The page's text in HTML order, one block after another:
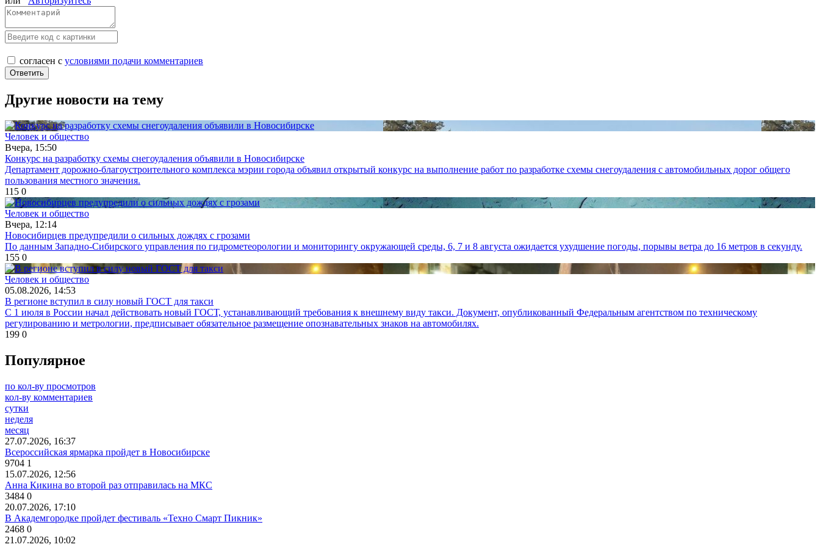
согласен с условиями подачи комментариев
Другие новости на тему
Человек и общество
Вчера, 15:50
Конкурс на разработку схемы снегоудаления объявили в Новосибирске
Департамент дорожно-благоустроительного комплекса мэрии города объявил открытый конкурс на выполнение работ по разработке схемы снегоудаления с автомобильных дорог общего
пользования местного значения.
115 0
Человек и общество
Вчера, 12:14
Новосибирцев предупредили о сильных дождях с грозами
По данным Западно-Сибирского управления по гидрометеорологии и мониторингу окружающей среды, 6, 7 и 8 августа ожидается ухудшение погоды, порывы ветра до 16 метров в секунду.
155 0
Человек и общество
05.08.2026, 14:53
В регионе вступил в силу новый ГОСТ для такси
С 1 июля в России начал действовать новый ГОСТ, устанавливающий требования к внешнему виду такси. Документ, опубликованный Федеральным агентством по техническому
регулированию и метрологии, предписывает обязательное размещение опознавательных знаков на автомобилях.
199 0
Популярное
по кол-ву просмотров
кол-ву комментариев
сутки
неделя
месяц
27.07.2026, 16:37
Всероссийская ярмарка пройдет в Новосибирске
9704 1
15.07.2026, 12:56
Анна Кикина во второй раз отправилась на МКС
3484 0
20.07.2026, 17:10
В Академгородке пройдет фестиваль «Техно Смарт Пикник»
2468 0
21.07.2026, 10:02